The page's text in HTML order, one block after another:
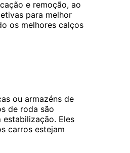
e remoção, ao
para melhor
os melhores calços
ou armazéns de
de roda são
Eles
carros estejam